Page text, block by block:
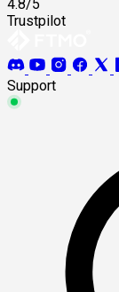
4.8/5
Trustpilot
Support